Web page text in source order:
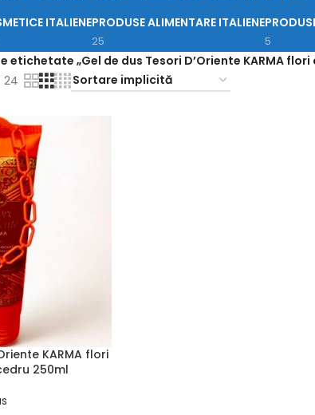
ITALIENEPRODUSE ALIMENTARE ITALIENE
25 5
etichetate „Gel de dus Tesori D’Oriente KARMA
24
KARMA flori
250ml